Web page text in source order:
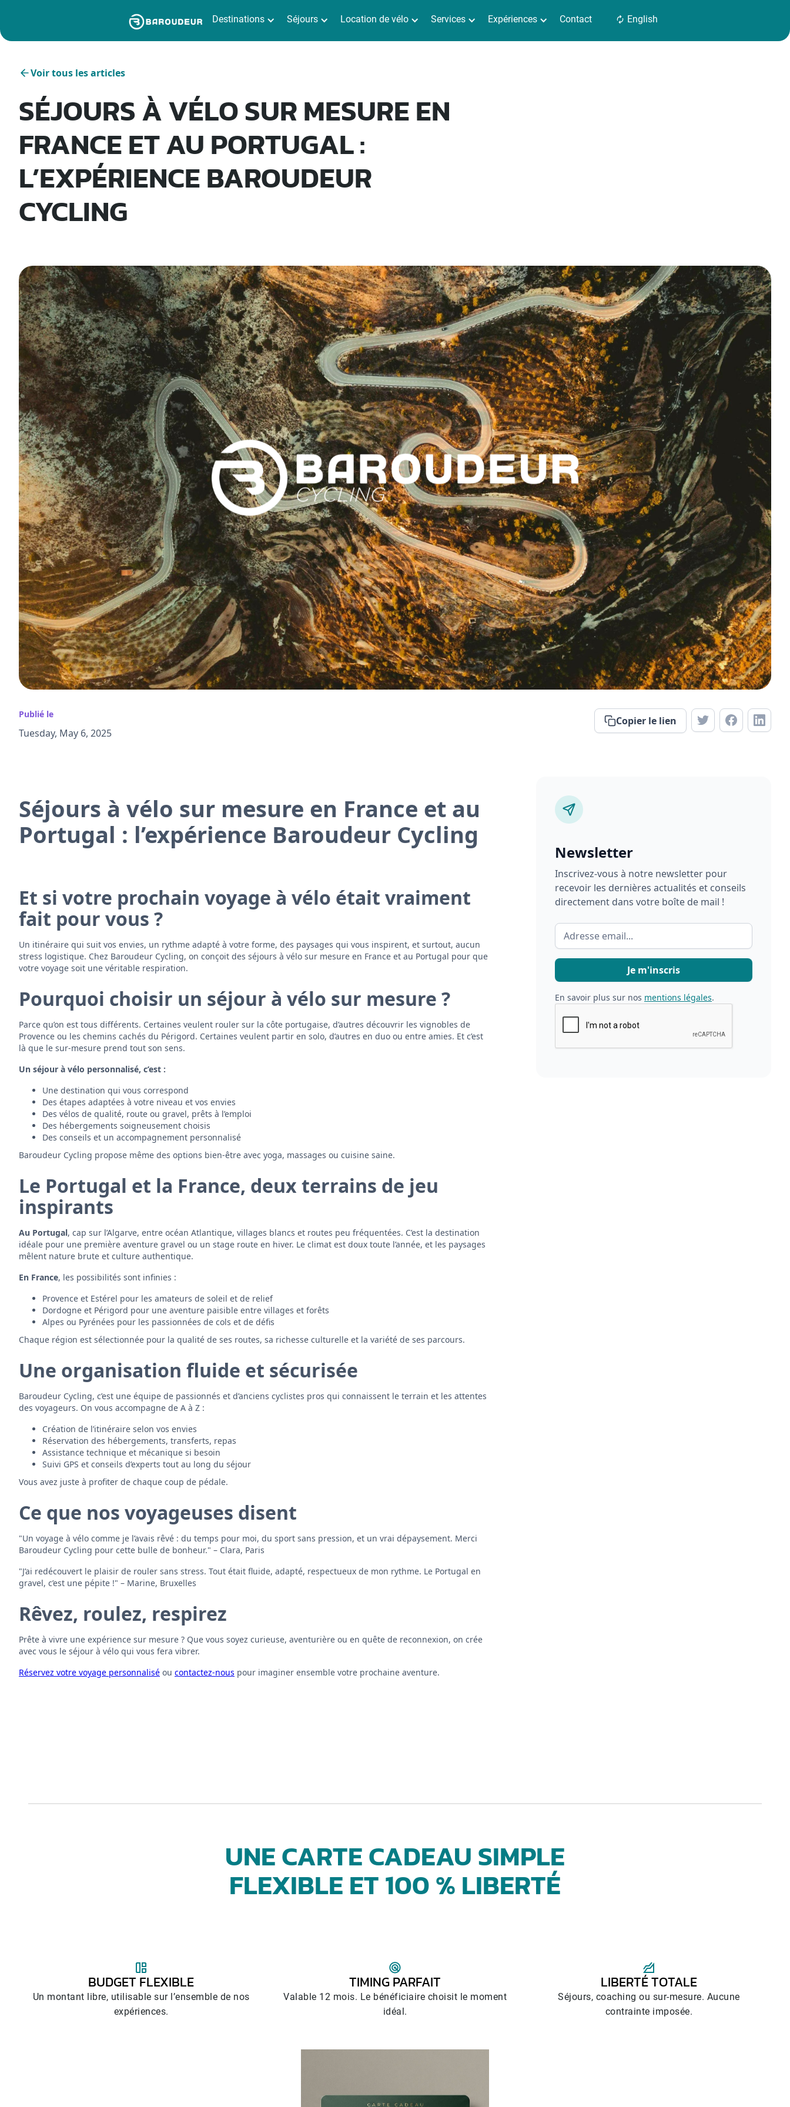
Destinations Séjours Location de vélo Services Expériences Contact English
Voir tous les articles
SÉJOURS À VÉLO SUR MESURE EN
FRANCE ET AU PORTUGAL :
L’EXPÉRIENCE BAROUDEUR
CYCLING
Publié le
Tuesday, May 6, 2025
Copier le lien
Séjours à vélo sur mesure en France et au
Portugal : l’expérience Baroudeur Cycling
Et si votre prochain voyage à vélo était vraiment
fait pour vous ?
Un itinéraire qui suit vos envies, un rythme adapté à votre forme, des paysages qui vous inspirent, et surtout, aucun
stress logistique. Chez Baroudeur Cycling, on conçoit des séjours à vélo sur mesure en France et au Portugal pour que
votre voyage soit une véritable respiration.
Pourquoi choisir un séjour à vélo sur mesure ?
Parce qu’on est tous différents. Certaines veulent rouler sur la côte portugaise, d’autres découvrir les vignobles de
Provence ou les chemins cachés du Périgord. Certaines veulent partir en solo, d’autres en duo ou entre amies. Et c’est
là que le sur-mesure prend tout son sens.
Un séjour à vélo personnalisé, c’est :
Une destination qui vous correspond
Des étapes adaptées à votre niveau et vos envies
Des vélos de qualité, route ou gravel, prêts à l’emploi
Des hébergements soigneusement choisis
Des conseils et un accompagnement personnalisé
Baroudeur Cycling propose même des options bien-être avec yoga, massages ou cuisine saine.
Le Portugal et la France, deux terrains de jeu
inspirants
Au Portugal, cap sur l’Algarve, entre océan Atlantique, villages blancs et routes peu fréquentées. C’est la destination
idéale pour une première aventure gravel ou un stage route en hiver. Le climat est doux toute l’année, et les paysages
mêlent nature brute et culture authentique.
En France, les possibilités sont infinies :
Provence et Estérel pour les amateurs de soleil et de relief
Dordogne et Périgord pour une aventure paisible entre villages et forêts
Alpes ou Pyrénées pour les passionnées de cols et de défis
Chaque région est sélectionnée pour la qualité de ses routes, sa richesse culturelle et la variété de ses parcours.
Une organisation fluide et sécurisée
Baroudeur Cycling, c’est une équipe de passionnés et d’anciens cyclistes pros qui connaissent le terrain et les attentes
des voyageurs. On vous accompagne de A à Z :
Création de l’itinéraire selon vos envies
Réservation des hébergements, transferts, repas
Assistance technique et mécanique si besoin
Suivi GPS et conseils d’experts tout au long du séjour
Vous avez juste à profiter de chaque coup de pédale.
Ce que nos voyageuses disent
"Un voyage à vélo comme je l’avais rêvé : du temps pour moi, du sport sans pression, et un vrai dépaysement. Merci
Baroudeur Cycling pour cette bulle de bonheur." – Clara, Paris
"J’ai redécouvert le plaisir de rouler sans stress. Tout était fluide, adapté, respectueux de mon rythme. Le Portugal en
gravel, c’est une pépite !" – Marine, Bruxelles
Rêvez, roulez, respirez
Prête à vivre une expérience sur mesure ? Que vous soyez curieuse, aventurière ou en quête de reconnexion, on crée
avec vous le séjour à vélo qui vous fera vibrer.
Réservez votre voyage personnalisé ou contactez-nous pour imaginer ensemble votre prochaine aventure.
Newsletter
Inscrivez-vous à notre newsletter pour
recevoir les dernières actualités et conseils
directement dans votre boîte de mail !
En savoir plus sur nos mentions légales.
UNE CARTE CADEAU SIMPLE
FLEXIBLE ET 100 % LIBERTÉ
BUDGET FLEXIBLE
Un montant libre, utilisable sur l’ensemble de nos
expériences.
TIMING PARFAIT
Valable 12 mois. Le bénéficiaire choisit le moment
idéal.
LIBERTÉ TOTALE
Séjours, coaching ou sur-mesure. Aucune
contrainte imposée.